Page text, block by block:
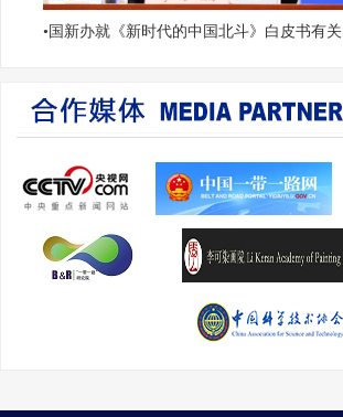
• 国新办就《新时代的中国北斗》白皮书有关